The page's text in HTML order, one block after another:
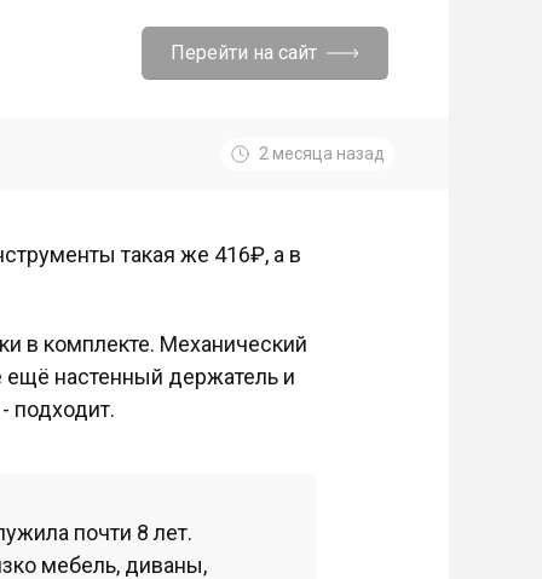
Перейти на сайт
2 месяца назад
такая же 416₽, а в
в комплекте. Механический
ещё настенный держатель и
подходит.
почти 8 лет.
мебель, диваны,